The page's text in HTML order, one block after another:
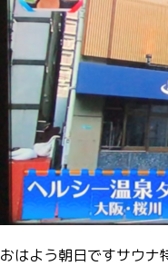
おはよう朝日ですサウナ